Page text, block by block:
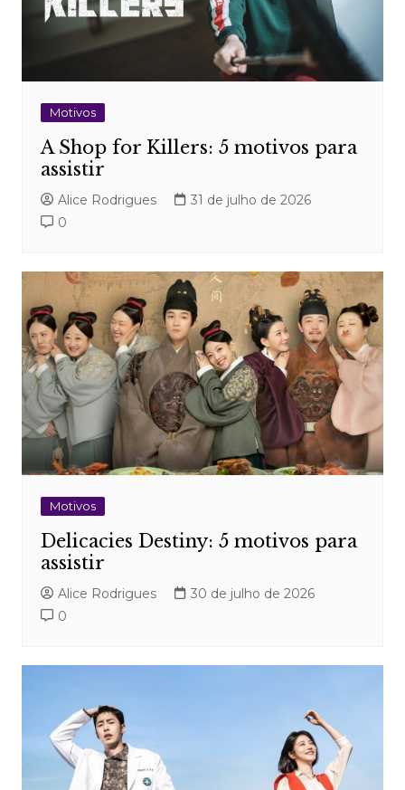
Motivos
A Shop for Killers: 5 motivos para
assistir
Alice Rodrigues
31 de julho de 2026
0
Motivos
Delicacies Destiny: 5 motivos para
assistir
Alice Rodrigues
30 de julho de 2026
0